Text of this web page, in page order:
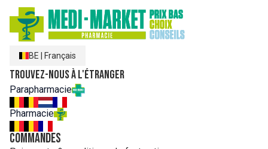
- TRÉHALOSE - ACIDE CITRIQUE - PROPYLÈNE GLYCOL -
GOMME XANTHANE - TÉTRAISOPALMITATE
D'ASCORBYLE - TOCOPHÉROL - EXTRAIT DE SPIRULINE
BE Français
Trouvez-nous à l'étranger
Parapharmacie
Pharmacie
Commandes